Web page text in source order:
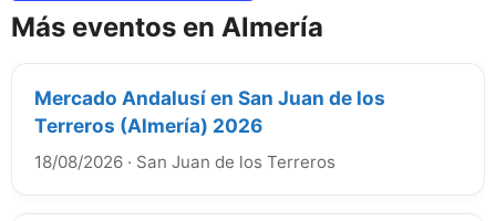
Más eventos en Almería
Mercado Andalusí en San Juan de los
Terreros (Almería) 2026
18/08/2026 · San Juan de los Terreros